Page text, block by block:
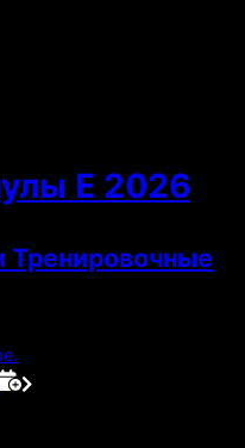
E 2026
Тренировочные